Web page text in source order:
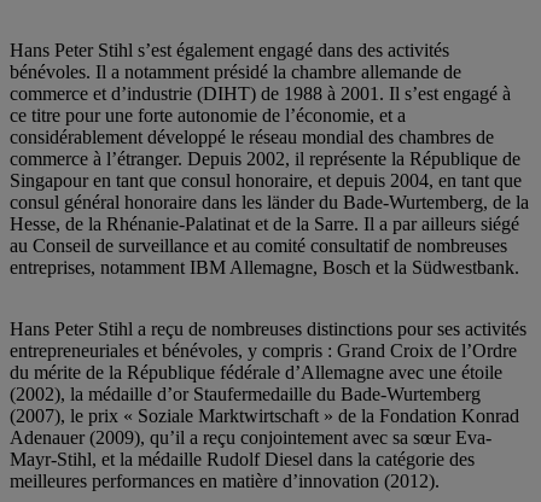
Hans Peter Stihl s’est également engagé dans des activités
bénévoles. Il a notamment présidé la chambre allemande de
commerce et d’industrie (DIHT) de 1988 à 2001. Il s’est engagé à
ce titre pour une forte autonomie de l’économie, et a
considérablement développé le réseau mondial des chambres de
commerce à l’étranger. Depuis 2002, il représente la République de
Singapour en tant que consul honoraire, et depuis 2004, en tant que
consul général honoraire dans les länder du Bade-Wurtemberg, de la
Hesse, de la Rhénanie-Palatinat et de la Sarre. Il a par ailleurs siégé
au Conseil de surveillance et au comité consultatif de nombreuses
entreprises, notamment IBM Allemagne, Bosch et la Südwestbank.
Hans Peter Stihl a reçu de nombreuses distinctions pour ses activités
entrepreneuriales et bénévoles, y compris : Grand Croix de l’Ordre
du mérite de la République fédérale d’Allemagne avec une étoile
(2002), la médaille d’or Staufermedaille du Bade-Wurtemberg
(2007), le prix « Soziale Marktwirtschaft » de la Fondation Konrad
Adenauer (2009), qu’il a reçu conjointement avec sa sœur Eva-
Mayr-Stihl, et la médaille Rudolf Diesel dans la catégorie des
meilleures performances en matière d’innovation (2012).